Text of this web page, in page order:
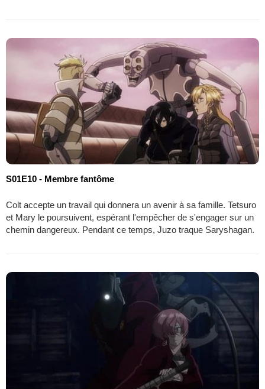
S01E10 - Membre fantôme
Colt accepte un travail qui donnera un avenir à sa famille. Tetsuro
et Mary le poursuivent, espérant l'empêcher de s'engager sur un
chemin dangereux. Pendant ce temps, Juzo traque Saryshagan.